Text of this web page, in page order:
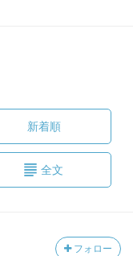
新着順
全文
フォロー